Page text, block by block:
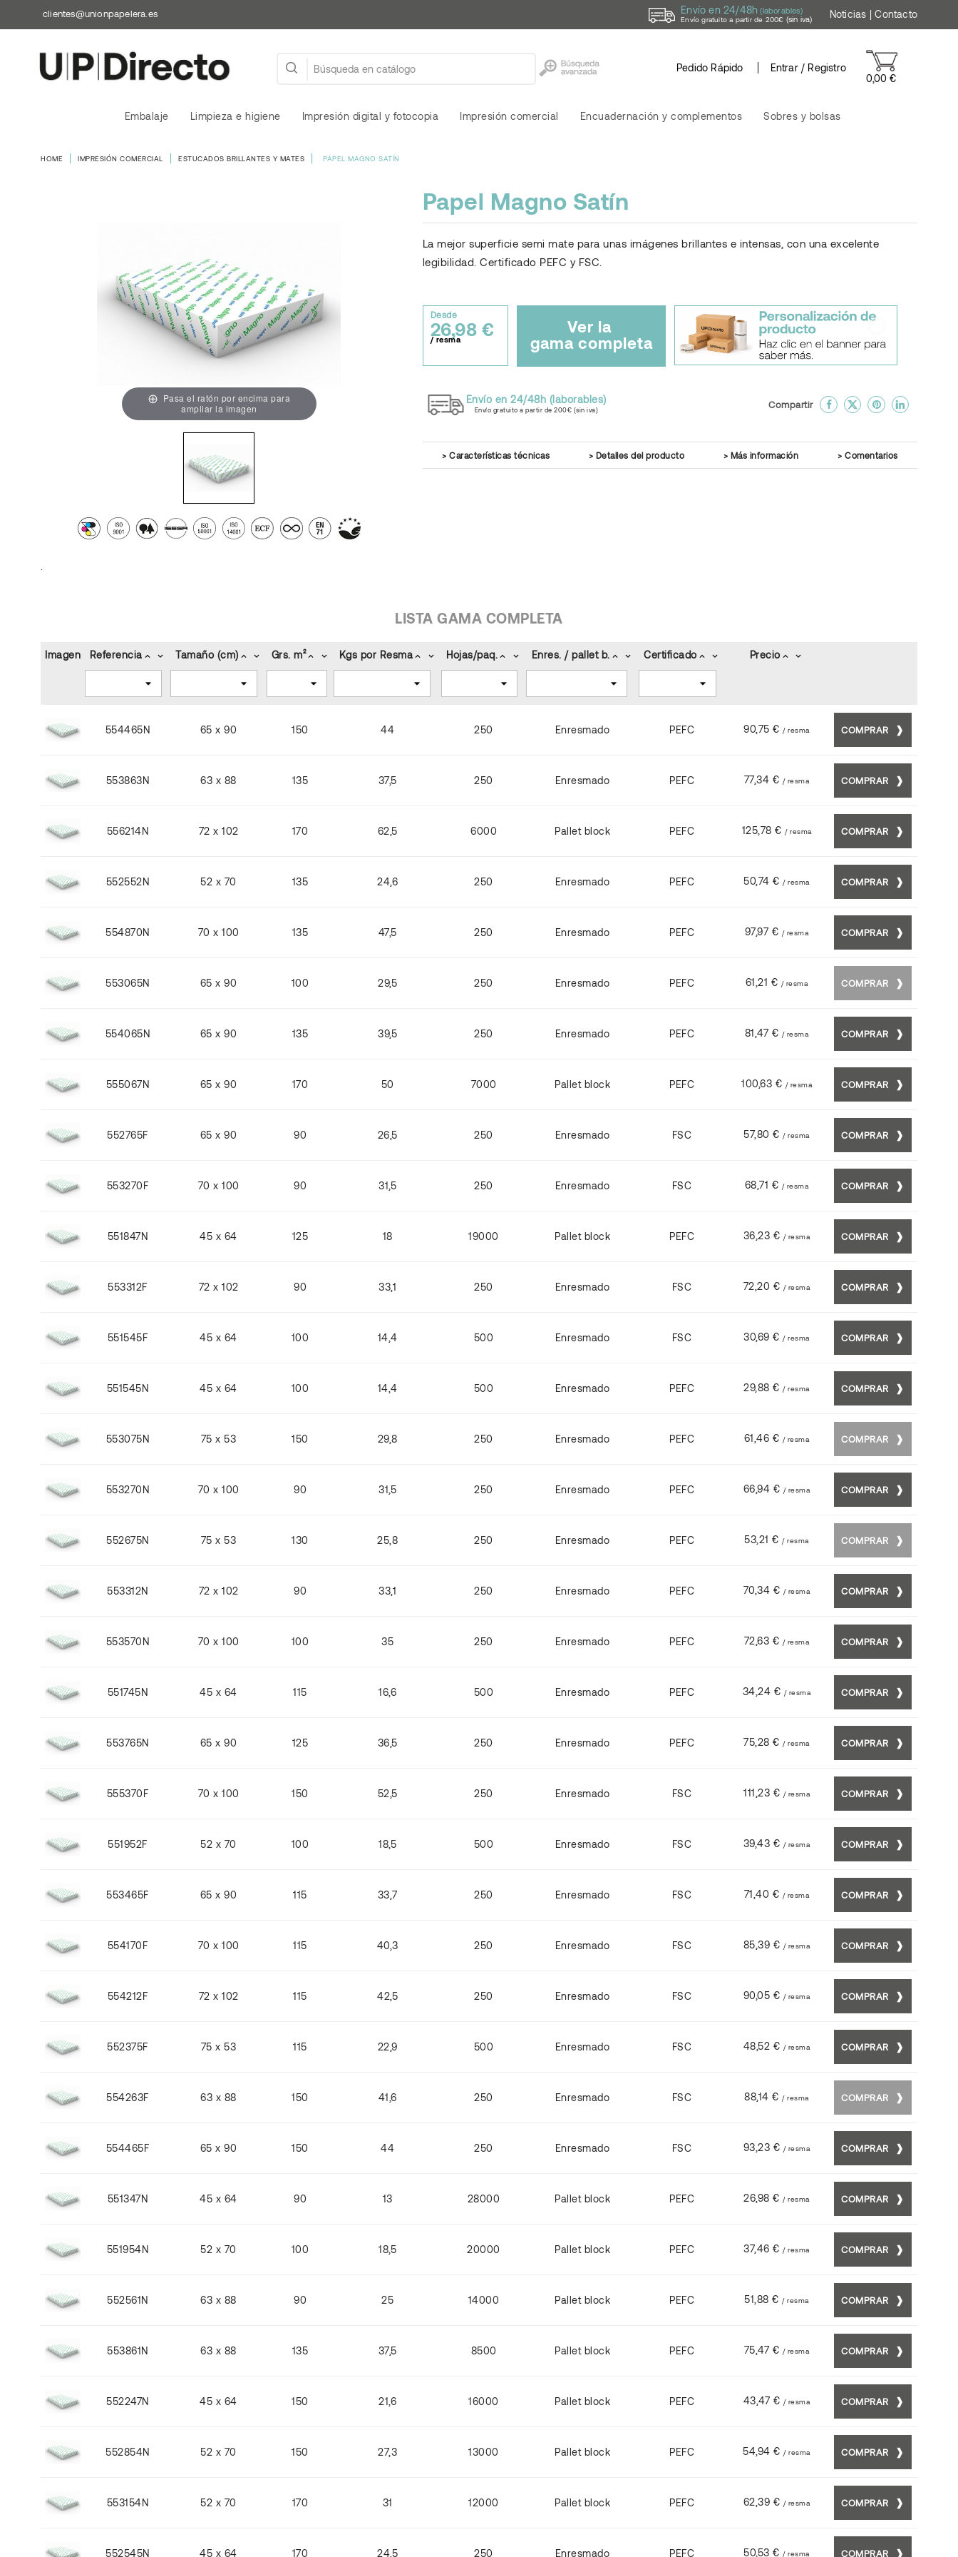
clientes@unionpapelera.es Envío en 24/48h (laborables)
Envío gratuito a partir de 200€ (sin iva) Noticias |Contacto
0,00 €
Entrar / Registro
Pedido Rápido
Embalaje Limpieza e higiene Impresión digital y fotocopia Impresión comercial Encuadernación y complementos Sobres y bolsas
HOME IMPRESIÓN COMERCIAL ESTUCADOS BRILLANTES Y MATES PAPEL MAGNO SATÍN
Pasa el ratón por encima para
ampliar la imagen
Papel Magno Satín
La mejor superficie semi mate para unas imágenes brillantes e intensas, con una excelente
legibilidad. Certificado PEFC y FSC.
Desde
26,98 €
/ resma
Ver la
gama completa
Envío en 24/48h (laborables)
Envío gratuito a partir de 200€ (sin iva) Compartir
Características técnicas Detalles del producto Más información Comentarios
LISTA GAMA COMPLETA
Imagen Referencia keyboard_arrow_up keyboard_arrow_down Tamaño (cm) keyboard_arrow_up keyboard_arrow_down Grs. m²keyboard_arrow_up keyboard_arrow_down Kgs por Resma keyboard_arrow_up keyboard_arrow_down Hojas/paq. keyboard_arrow_up keyboard_arrow_down Enres. / pallet b. keyboard_arrow_up keyboard_arrow_down Certificadokeyboard_arrow_up keyboard_arrow_down Preciokeyboard_arrow_up keyboard_arrow_down
554465N 65 x 90 150 44 250 Enresmado PEFC 90,75 € / resma COMPRAR
553863N 63 x 88 135 37,5 250 Enresmado PEFC 77,34 € / resma COMPRAR
556214N 72 x 102 170 62,5 6000 Pallet block PEFC 125,78 € / resma COMPRAR
552552N 52 x 70 135 24,6 250 Enresmado PEFC 50,74 € / resma COMPRAR
554870N 70 x 100 135 47,5 250 Enresmado PEFC 97,97 € / resma COMPRAR
553065N 65 x 90 100 29,5 250 Enresmado PEFC 61,21 € / resma COMPRAR
554065N 65 x 90 135 39,5 250 Enresmado PEFC 81,47 € / resma COMPRAR
555067N 65 x 90 170 50 7000 Pallet block PEFC 100,63 € / resma COMPRAR
552765F 65 x 90 90 26,5 250 Enresmado FSC 57,80 € / resma COMPRAR
553270F 70 x 100 90 31,5 250 Enresmado FSC 68,71 € / resma COMPRAR
551847N 45 x 64 125 18 19000 Pallet block PEFC 36,23 € / resma COMPRAR
553312F 72 x 102 90 33,1 250 Enresmado FSC 72,20 € / resma COMPRAR
551545F 45 x 64 100 14,4 500 Enresmado FSC 30,69 € / resma COMPRAR
551545N 45 x 64 100 14,4 500 Enresmado PEFC 29,88 € / resma COMPRAR
553075N 75 x 53 150 29,8 250 Enresmado PEFC 61,46 € / resma COMPRAR
553270N 70 x 100 90 31,5 250 Enresmado PEFC 66,94 € / resma COMPRAR
552675N 75 x 53 130 25,8 250 Enresmado PEFC 53,21 € / resma COMPRAR
553312N 72 x 102 90 33,1 250 Enresmado PEFC 70,34 € / resma COMPRAR
553570N 70 x 100 100 35 250 Enresmado PEFC 72,63 € / resma COMPRAR
551745N 45 x 64 115 16,6 500 Enresmado PEFC 34,24 € / resma COMPRAR
553765N 65 x 90 125 36,5 250 Enresmado PEFC 75,28 € / resma COMPRAR
555370F 70 x 100 150 52,5 250 Enresmado FSC 111,23 € / resma COMPRAR
551952F 52 x 70 100 18,5 500 Enresmado FSC 39,43 € / resma COMPRAR
553465F 65 x 90 115 33,7 250 Enresmado FSC 71,40 € / resma COMPRAR
554170F 70 x 100 115 40,3 250 Enresmado FSC 85,39 € / resma COMPRAR
554212F 72 x 102 115 42,5 250 Enresmado FSC 90,05 € / resma COMPRAR
552375F 75 x 53 115 22,9 500 Enresmado FSC 48,52 € / resma COMPRAR
554263F 63 x 88 150 41,6 250 Enresmado FSC 88,14 € / resma COMPRAR
554465F 65 x 90 150 44 250 Enresmado FSC 93,23 € / resma COMPRAR
551347N 45 x 64 90 13 28000 Pallet block PEFC 26,98 € / resma COMPRAR
551954N 52 x 70 100 18,5 20000 Pallet block PEFC 37,46 € / resma COMPRAR
552561N 63 x 88 90 25 14000 Pallet block PEFC 51,88 € / resma COMPRAR
553861N 63 x 88 135 37,5 8500 Pallet block PEFC 75,47 € / resma COMPRAR
552247N 45 x 64 150 21,6 16000 Pallet block PEFC 43,47 € / resma COMPRAR
552854N 52 x 70 150 27,3 13000 Pallet block PEFC 54,94 € / resma COMPRAR
553154N 52 x 70 170 31 12000 Pallet block PEFC 62,39 € / resma COMPRAR
552545N 45 x 64 170 24,5 250 Enresmado PEFC 50,53 € / resma COMPRAR